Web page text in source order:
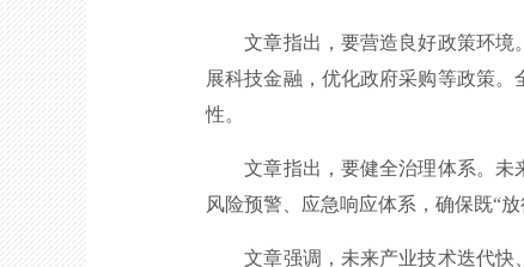
文章指出，要营造良好政策环境。
展科技金融，优化政府采购等政策
性。
文章指出，要健全治理体系。未来
风险预警、应急响应体系，确保既“
文章强调，未来产业技术迭代快、